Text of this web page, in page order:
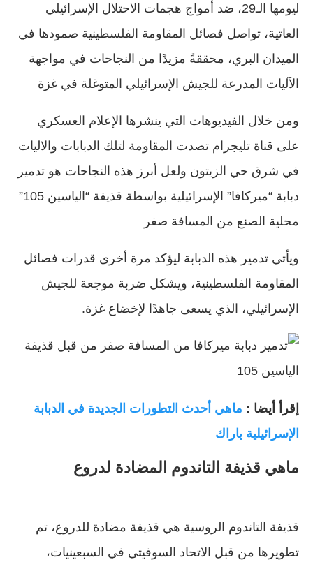
ليومها الـ29، ضد أمواج هجمات الاحتلال الإسرائيلي
العاتية، تواصل فصائل المقاومة الفلسطينية صمودها في
الميدان البري، محققةً مزيدًا من النجاحات في مواجهة
الآليات المدرعة للجيش الإسرائيلي المتوغلة في غزة
ومن خلال الفيديوهات التي ينشرها الإعلام العسكري
على قناة تليجرام تصدت المقاومة لتلك الدبابات والاليات
في شرق حي الزيتون ولعل أبرز هذه النجاحات هو تدمير
دبابة “ميركافا” الإسرائيلية بواسطة قذيفة “الياسين 105”
محلية الصنع من المسافة صفر
ويأتي تدمير هذه الدبابة ليؤكد مرة أخرى قدرات فصائل
المقاومة الفلسطينية، ويشكل ضربة موجعة للجيش
الإسرائيلي، الذي يسعى جاهدًا لإخضاع غزة.
إقرأ أيضا : ماهي أحدث التطورات الجديدة في الدبابة
الإسرائيلية باراك
ماهي قذيفة التاندوم المضادة لدروع
قذيفة التاندوم الروسية هي قذيفة مضادة للدروع، تم
تطويرها من قبل الاتحاد السوفيتي في السبعينيات،